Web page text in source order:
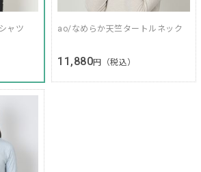
ャツ ao/なめらか天竺タートルネック
11,880円（税込）